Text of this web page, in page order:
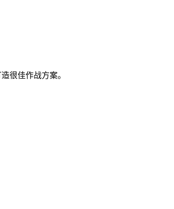
很佳作战方案。